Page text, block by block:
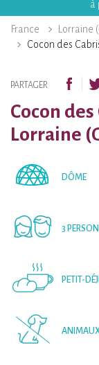
à
France Lorraine
Cocon des
PARTAGER
Cocon
Lorraine
DÔME
3
PETIT-
ANIMAUX